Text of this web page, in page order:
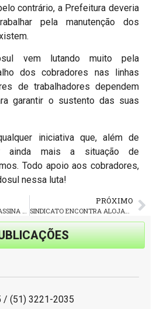
contrário, a Prefeitura deveria
pela manutenção dos
vem lutando muito pela
dos cobradores nas linhas
de trabalhadores dependem
garantir o sustento das suas
iniciativa que, além de
ainda mais a situação de
Todo apoio aos cobradores,
nessa luta!
PRÓXIMO
/ (51) 3221-2035